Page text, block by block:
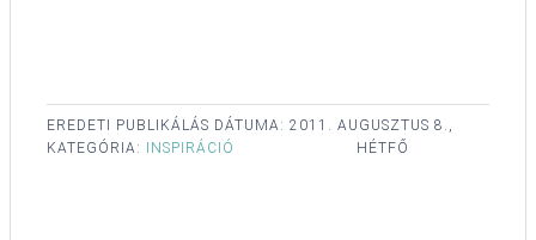
EREDETI PUBLIKÁLÁS DÁTUMA: 2011. AUGUSZTUS 8.,
HÉTFŐ
KATEGÓRIA: INSPIRÁCIÓ